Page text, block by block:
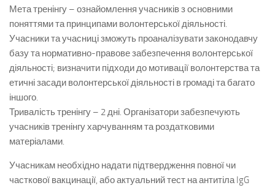
Мета тренінгу – ознайомлення учасників з основними
поняттями та принципами волонтерської діяльності.
Учасники та учасниці зможуть проаналізувати законодавчу
базу та нормативно-правове забезпечення волонтерської
діяльності; визначити підходи до мотивації волонтерства та
етичні засади волонтерської діяльності в громаді та багато
іншого.
Тривалість тренінгу – 2 дні. Організатори забезпечують
учасників тренінгу харчуванням та роздатковими
матеріалами.
Учасникам необхідно надати підтвердження повної чи
часткової вакцинації, або актуальний тест на антитіла IgG